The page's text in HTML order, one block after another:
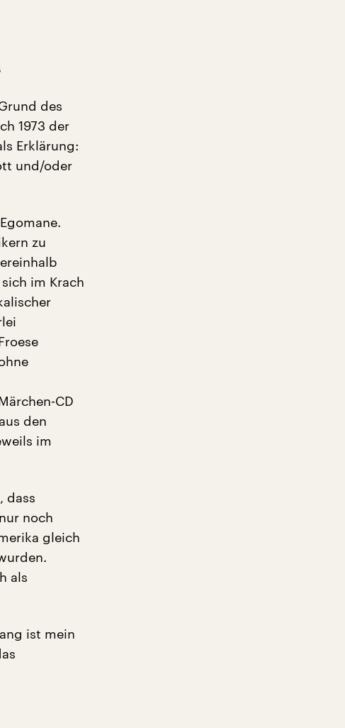
des
1973 der
Erklärung:
und/oder
zu
im Krach
CD
den
im
dass
noch
gleich
als
ist mein